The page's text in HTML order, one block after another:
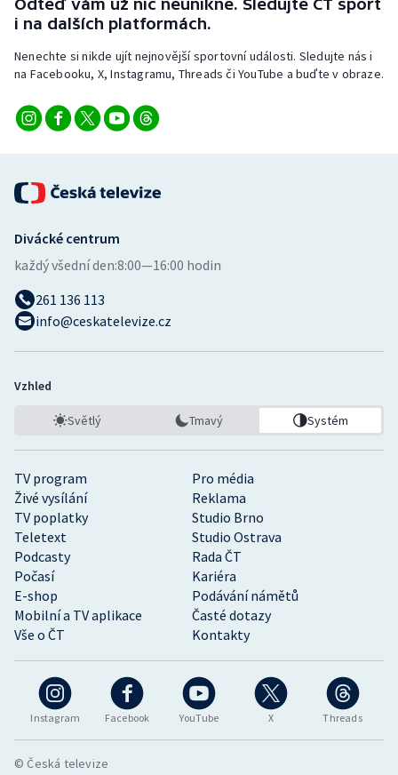
i na dalších platformách.
Nenechte si nikde ujít nejnovější sportovní události. Sledujte nás i
na Facebooku, X, Instagramu, Threads či YouTube a buďte v obraze.
Instagram Facebook YouTube X Threads
TV program
Pro média
Živé vysílání
Reklama
TV poplatky
Studio Brno
Teletext
Studio Ostrava
Podcasty
Rada ČT
Počasí
Kariéra
E-shop
Podávání námětů
Mobilní a TV aplikace
Časté dotazy
Vše o ČT
Kontakty
Divácké centrum
každý všední den:8:00—16:00 hodin
261 136 113
info@ceskatelevize.cz
Vzhled
Světlý Tmavý Systém
© Česká televize